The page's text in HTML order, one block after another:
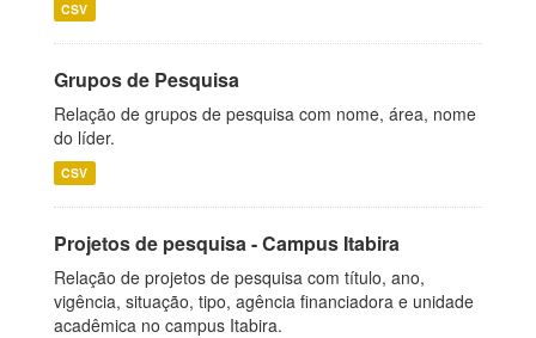
CSV
Grupos de Pesquisa
Relação de grupos de pesquisa com nome, área, nome
do líder.
CSV
Projetos de pesquisa - Campus Itabira
Relação de projetos de pesquisa com título, ano,
vigência, situação, tipo, agência financiadora e unidade
acadêmica no campus Itabira.